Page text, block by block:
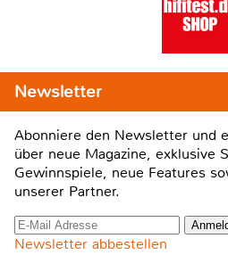
Newsletter
Abonniere den Newsletter und
über neue Magazine, exklusive
Gewinnspiele, neue Features
unserer Partner.
Newsletter abbestellen